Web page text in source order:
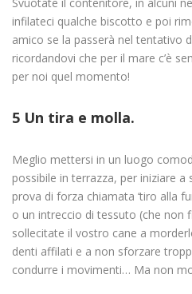
infilateci qualche biscotto e poi
amico se la passerà nel tentativo
ricordandovi che per il mare c’è
per noi quel momento!
5 Un tira e molla.
Meglio mettersi in un luogo
possibile in terrazza, per iniziare a
prova di forza chiamata ‘tiro alla
o un intreccio di tessuto (che non
sollecitate il vostro cane a
denti affilati e a non sforzare
condurre i movimenti… Ma non